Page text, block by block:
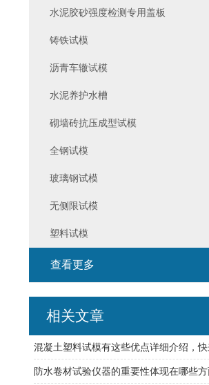
水泥胶砂强度检测专用盖板
铸铁试模
沥青车辙试模
水泥养护水槽
砌墙砖抗压成型试模
全钢试模
玻璃钢试模
无侧限试模
塑料试模
查看更多
相关文章
防水卷材试验仪器的重要性体现在哪些方